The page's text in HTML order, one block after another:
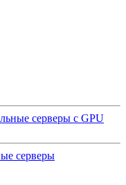
серверы с GPU
серверы